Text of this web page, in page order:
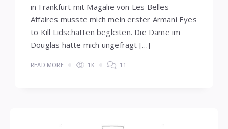
in Frankfurt mit Magalie von Les Belles
Affaires musste mich mein erster Armani Eyes
to Kill Lidschatten begleiten. Die Dame im
Douglas hatte mich ungefragt […]
READ MORE 1K 11